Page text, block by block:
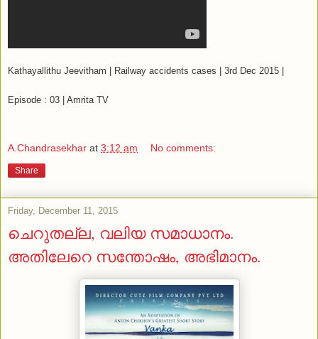
Kathayallithu Jeevitham | Railway accidents cases | 3rd Dec 2015 |
Episode : 03 | Amrita TV
A.Chandrasekhar at 3:12 am No comments:
Share
Friday, December 11, 2015
ചെറുതല്ല, വലിയ സമാധാനം.
അതിലേറെ സന്തോഷം, അഭിമാനം.